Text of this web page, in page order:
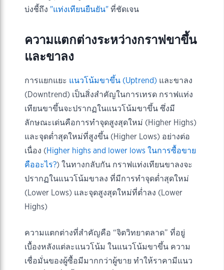
บ่งชี้ถึง "แท่งเทียนยืนยัน" ที่ชัดเจน
ความแตกต่างระหว่างกราฟขาขึ้น
และขาลง
การแยกแยะ แนวโน้มขาขึ้น (Uptrend) และขาลง
(Downtrend) เป็นสิ่งสำคัญในการเทรด กราฟแท่ง
เทียนขาขึ้นจะปรากฏในแนวโน้มขาขึ้น ซึ่งมี
ลักษณะเด่นคือการทำจุดสูงสุดใหม่ (Higher Highs)
และจุดต่ำสุดใหม่ที่สูงขึ้น (Higher Lows) อย่างต่อ
เนื่อง (Higher highs and lower lows ในการซื้อขาย
คืออะไร?) ในทางกลับกัน กราฟแท่งเทียนขาลงจะ
ปรากฏในแนวโน้มขาลง ที่มีการทำจุดต่ำสุดใหม่
(Lower Lows) และจุดสูงสุดใหม่ที่ต่ำลง (Lower
Highs)
ความแตกต่างที่สำคัญคือ “จิตวิทยาตลาด” ที่อยู่
เบื้องหลังแต่ละแนวโน้ม ในแนวโน้มขาขึ้น ความ
เชื่อมั่นของผู้ซื้อมีมากกว่าผู้ขาย ทำให้ราคามีแนว